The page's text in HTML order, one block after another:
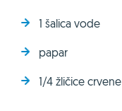
1 šalica vode
papar
1/4 žličice